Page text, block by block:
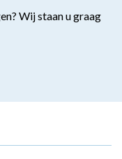
Wij staan u graag